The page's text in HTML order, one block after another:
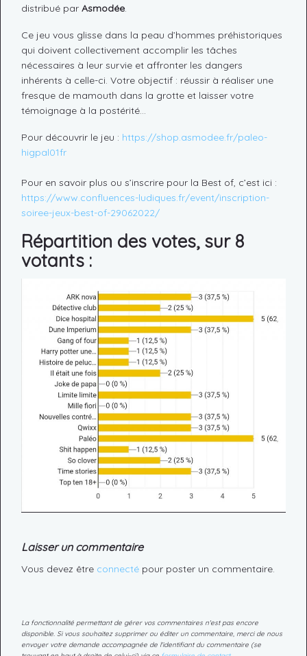
distribué par Asmodée.
Ce jeu vous glisse dans la peau d’hommes préhistoriques
qui doivent collectivement accomplir les tâches
nécessaires à leur survie et affronter les dangers
inhérents à celle-ci. Votre objectif : réussir à réaliser une
fresque de mamouth dans la grotte et laisser votre
témoignage à la postérité…
Pour découvrir le jeu : https://shop.asmodee.fr/paleo-
higpal01fr
Pour en savoir plus ou s’inscrire pour la Best of, c’est ici :
https://www.confluences-ludiques.fr/event/inscription-
soiree-jeux-best-of-29062022/
Répartition des votes, sur 8
votants :
Laisser un commentaire
Vous devez être connecté pour poster un commentaire.
La fonctionnalité permettant de gérer vos commentaires n'est pas encore
disponible. Si vous souhaitez supprimer ou éditer un commentaire, merci de nous
envoyer votre demande accompagnée de l'identifiant du commentaire (se